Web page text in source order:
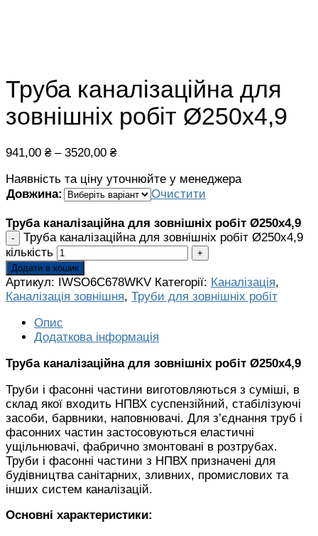
Труба каналізаційна для
зовнішніх робіт Ø250х4,9
941,00 ₴– 3520,00 ₴
Наявність та ціну уточнюйте у менеджера
Довжина:
Очистити
Труба каналізаційна для зовнішніх робіт Ø250х4,9
Труба каналізаційна для зовнішніх робіт Ø250х4,9
кількість
Додати в кошик
Артикул: IWSO6C678WKV Категорії: Каналізація,
Каналізація зовнішня, Труби для зовнішніх робіт
Опис
Додаткова інформація
Труба каналізаційна для зовнішніх робіт Ø250х4,9
Труби і фасонні частини виготовляються з суміші, в
склад якої входить НПВХ суспензійний, стабілізуючі
засоби, барвники, наповнювачі. Для з’єднання труб і
фасонних частин застосовуються еластичні
ущільнювачі, фабрично змонтовані в розтрубах.
Труби і фасонні частини з НПВХ призначені для
будівництва санітарних, зливних, промислових та
інших систем каналізацій.
Основні характеристики: